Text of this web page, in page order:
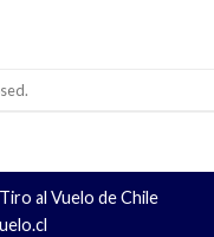
al Vuelo de Chile